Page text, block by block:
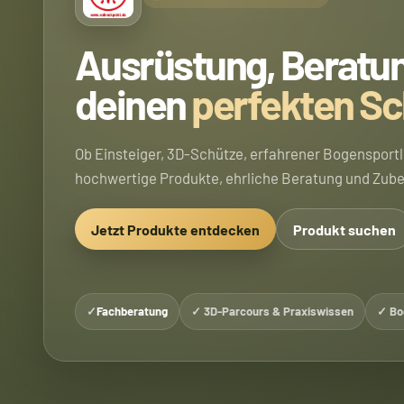
Ausrüstung,
deinenperfekten
Ob Einsteiger, 3D-Schütze, erfahrener
hochwertige Produkte, ehrliche Beratung und
Jetzt Produkte entdecken Produkt suchen
✓Fachberatung ✓ 3D-Parcours & Praxiswissen ✓